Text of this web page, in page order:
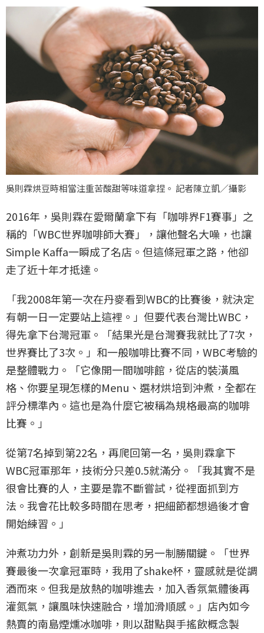
吳則霖烘豆時相當注重苦酸甜等味道拿捏。 記者陳立凱／攝影
2016年，吳則霖在愛爾蘭拿下有「咖啡界F1賽事」之
稱的「WBC世界咖啡師大賽」，讓他聲名大噪，也讓
Simple Kaffa一瞬成了名店。但這條冠軍之路，他卻
走了近十年才抵達。
「我2008年第一次在丹麥看到WBC的比賽後，就決定
有朝一日一定要站上這裡。」但要代表台灣比WBC，
得先拿下台灣冠軍。「結果光是台灣賽我就比了7次，
世界賽比了3次。」和一般咖啡比賽不同，WBC考驗的
是整體戰力。「它像開一間咖啡館，從店的裝潢風
格、你要呈現怎樣的Menu、選材烘培到沖煮，全都在
評分標準內。這也是為什麼它被稱為規格最高的咖啡
比賽。」
從第7名掉到第22名，再爬回第一名，吳則霖拿下
WBC冠軍那年，技術分只差0.5就滿分。「我其實不是
很會比賽的人，主要是靠不斷嘗試，從裡面抓到方
法。我會花比較多時間在思考，把細節都想過後才會
開始練習。」
沖煮功力外，創新是吳則霖的另一制勝關鍵。「世界
賽最後一次拿冠軍時，我用了shake杯，靈感就是從調
酒而來。但我是放熱的咖啡進去，加入香氛氣體後再
灌氮氣，讓風味快速融合，增加滑順感。」店內如今
熱賣的南島煙燻冰咖啡，則以甜點與手搖飲概念製